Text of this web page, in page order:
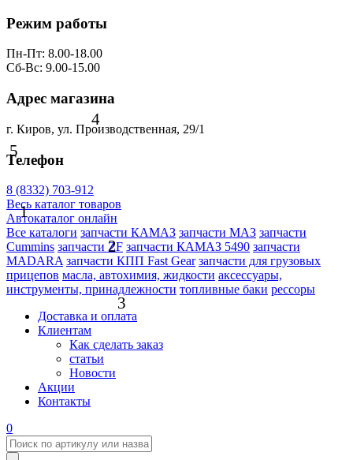
Режим работы
Пн-Пт: 8.00-18.00
Сб-Вс: 9.00-15.00
Адрес магазина
г. Киров, ул. Производственная, 29/1
Телефон
8 (8332) 703-912
Весь каталог товаров
Автокаталог онлайн
Все каталоги запчасти КАМАЗ запчасти МАЗ запчасти
Cummins запчасти ZF запчасти КАМАЗ 5490 запчасти
MADARA запчасти КПП Fast Gear запчасти для грузовых
прицепов масла, автохимия, жидкости аксессуары,
инструменты, принадлежности топливные баки рессоры
Доставка и оплата
Клиентам
Как сделать заказ
статьи
Новости
Акции
Контакты
0
1
2
3
4
5